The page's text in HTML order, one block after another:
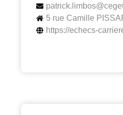
5 rue Camille
https://echecs-